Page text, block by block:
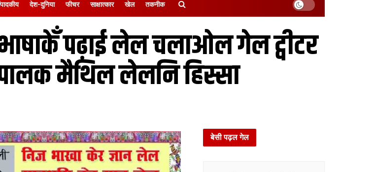
देश-दुनिया फीचर साक्षात्‍कार खेल तकनीक
पढ़ाई लेल चलाओल गेल ट्वीटर
मैथिल लेलनि हिस्सा
बेसी पढ़ल गेल